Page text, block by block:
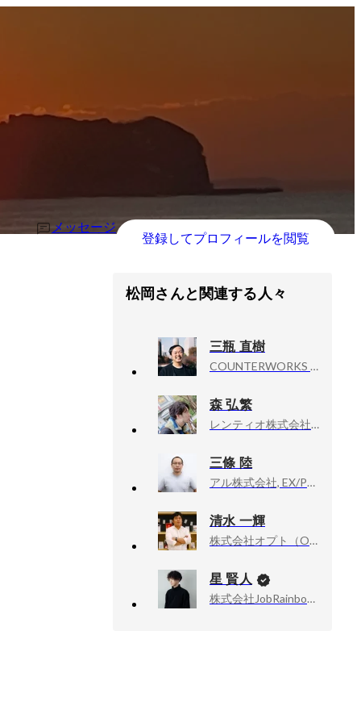
メッセージ
登録してプロフィールを閲覧
松岡さんと関連する人々
三瓶 直樹
COUNTERWORKS inc, CEO
森 弘繁
レンティオ株式会社, コンテンツ部 集客チームマネージャー
三條 陸
アル株式会社, EX/PR Manager
清水 一輝
株式会社オプト（OPT, Inc.）, 部長
星 賢人
株式会社JobRainbow, CEO